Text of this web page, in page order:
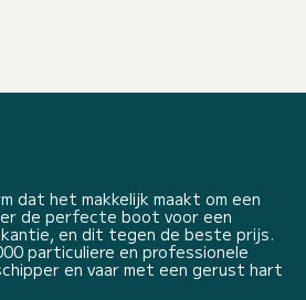
dat het makkelijk maakt om een
de perfecte boot voor een
en dit tegen de beste prijs.
particuliere en professionele
en vaar met een gerust hart